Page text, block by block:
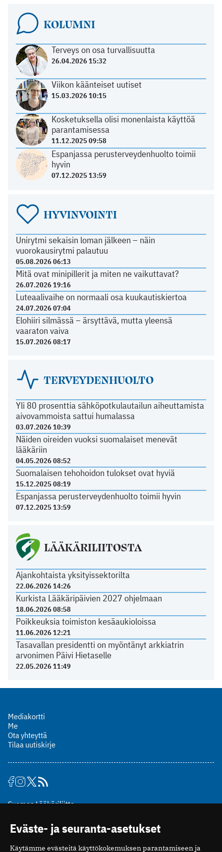
KOLUMNI
Terveys on osa turvallisuutta
26.04.2026 15:32
Viikon käänteiset uutiset
15.03.2026 10:15
Kosketuksella olisi monenlaista käyttöä
parantamisessa
11.12.2025 09:58
Espanjassa perusterveydenhuolto toimii
hyvin
07.12.2025 13:59
HYVINVOINTI
Unirytmi sekaisin loman jälkeen – näin
vuorokausirytmi palautuu
05.08.2026 06:13
Mitä ovat minipillerit ja miten ne vaikuttavat?
26.07.2026 19:16
Luteaalivaihe on normaali osa kuukautiskiertoa
24.07.2026 07:04
Elohiiri silmässä – ärsyttävä, mutta yleensä
vaaraton vaiva
15.07.2026 08:17
TERVEYDENHUOLTO
Yli 80 prosenttia sähköpotkulautailun aiheuttamista
aivovammoista sattui humalassa
03.07.2026 10:39
Näiden oireiden vuoksi suomalaiset menevät
lääkäriin
04.05.2026 08:52
Suomalaisen tehohoidon tulokset ovat hyviä
15.12.2025 08:19
Espanjassa perusterveydenhuolto toimii hyvin
07.12.2025 13:59
LÄÄKÄRILIITOSTA
Ajankohtaista yksityissektorilta
22.06.2026 14:26
Kurkista Lääkäripäivien 2027 ohjelmaan
18.06.2026 08:58
Poikkeuksia toimiston kesäaukioloissa
11.06.2026 12:21
Tasavallan presidentti on myöntänyt arkkiatrin
arvonimen Päivi Hietaselle
22.05.2026 11:49
Mediakortti
Me
Ota yhteyttä
Tilaa uutiskirje
Suomen Lääkäriliitto
00510 Helsinki
puh. (09) 393 091
toimitus@potilaanlaakarilehti.fi
Eväste- ja seuranta-asetukset
Käytämme evästeitä käyttökokemuksen parantamiseen ja